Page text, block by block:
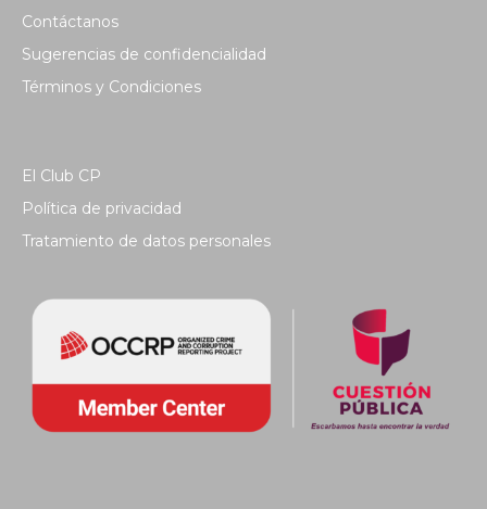
Contáctanos
Sugerencias de confidencialidad
Términos y Condiciones
El Club CP
Política de privacidad
Tratamiento de datos personales